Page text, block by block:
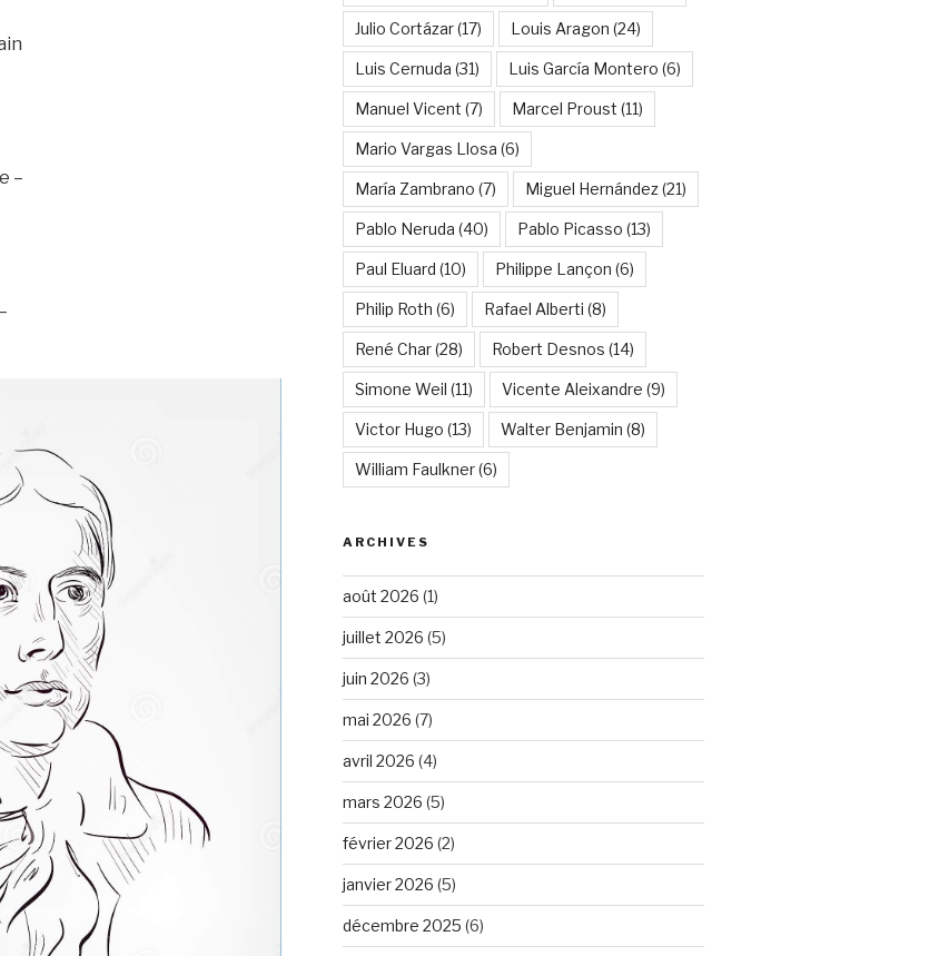
–
Julio Cortázar(17) Louis Aragon (24)
Luis Cernuda (31) Luis García Montero (6)
Manuel Vicent (7) Marcel Proust (11)
Mario Vargas Llosa (6)
María Zambrano (7) Miguel Hernández(21)
Pablo Neruda (40) Pablo Picasso (13)
Paul Eluard (10) Philippe Lançon (6)
Philip Roth (6) Rafael Alberti (8)
René Char(28) Robert Desnos (14)
Simone Weil (11) Vicente Aleixandre (9)
Victor Hugo (13) Walter Benjamin (8)
William Faulkner(6)
ARCHIVES
août 2026 (1)
juillet 2026 (5)
juin 2026 (3)
mai 2026 (7)
avril 2026 (4)
mars 2026 (5)
février 2026 (2)
janvier 2026 (5)
décembre 2025 (6)